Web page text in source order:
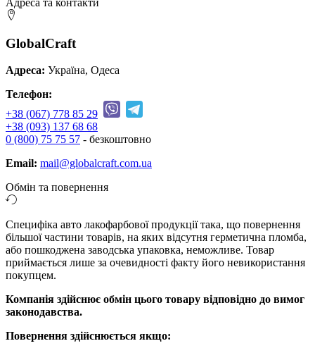
GlobalCraft
Адреса: Україна, Одеса
Телефон:
+38 (067) 778 85 29
+38 (093) 137 68 68
0 (800) 75 75 57 - безкоштовно
Email: mail@globalcraft.com.ua
Обмін та повернення
Специфіка авто лакофарбової продукції така, що повернення
більшої частини товарів, на яких відсутня герметична пломба,
або пошкоджена заводська упаковка, неможливе. Товар
приймається лише за очевидності факту його невикористання
покупцем.
Компанія здійснює обмін цього товару відповідно до вимог
законодавства.
Повернення здійснюється якщо: